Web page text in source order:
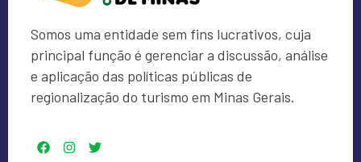
Somos uma entidade sem fins lucrativos, cuja
principal função é gerenciar a discussão, análise
e aplicação das políticas públicas de
regionalização do turismo em Minas Gerais.